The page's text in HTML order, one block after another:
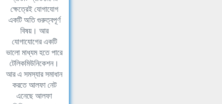
ক্ষেত্রেই যোগাযোগ
একটি অতি গুরুত্বপূর্ণ
বিষয়। আর
যোগাযোগের একটি
ভালো মাধ্যম হতে পারে
টেলিকমিউনিকেশন।
আর এ সমস্যার সমাধান
করতে আলফা নেট
এনেছে আলফা